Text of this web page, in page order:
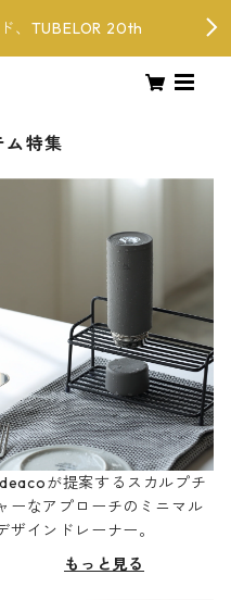
、TUBELOR 20th
ム特集
が提案するスカルプチ
ーなアプローチのミニマル
ザインドレーナー。
もっと見る